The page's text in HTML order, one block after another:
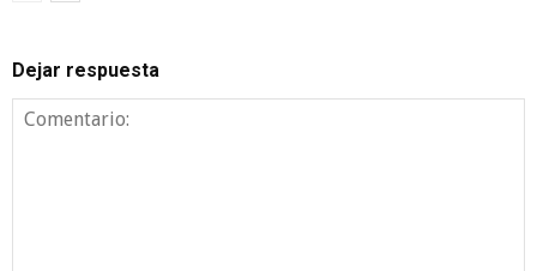
Dejar respuesta